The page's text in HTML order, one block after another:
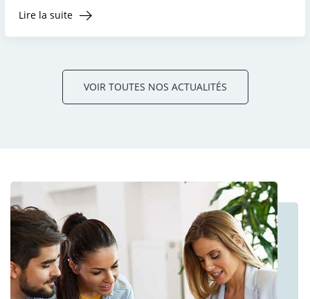
Lire la suite
VOIR TOUTES NOS ACTUALITÉS